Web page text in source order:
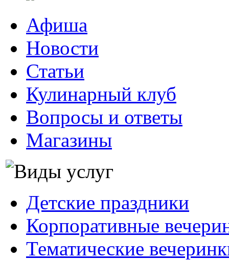
Афиша
Новости
Статьи
Кулинарный клуб
Вопросы и ответы
Магазины
Детские праздники
Корпоративные
Тематические